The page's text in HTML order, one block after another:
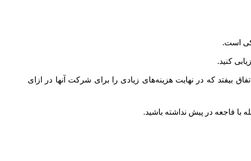
است.
کنید.
بیفتد که در نهایت هزینه‌های زیادی را برای شرکت آنها در ازای
با فاجعه در پیش نداشته باشید.